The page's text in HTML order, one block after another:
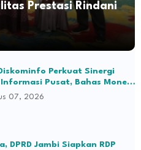
Prestasi Rindani
Perkuat Sinergi
Pusat, Bahas Monev
07, 2026
DPRD Jambi Siapkan RDP